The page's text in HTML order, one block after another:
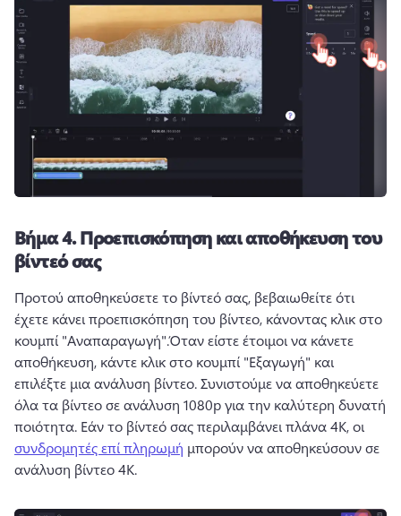
Βήμα 4.Προεπισκόπηση και αποθήκευση του
βίντεό σας
Προτού αποθηκεύσετε το βίντεό σας, βεβαιωθείτε ότι
έχετε κάνει προεπισκόπηση του βίντεο, κάνοντας κλικ στο
κουμπί "Αναπαραγωγή".Όταν είστε έτοιμοι να κάνετε
αποθήκευση, κάντε κλικ στο κουμπί "Εξαγωγή" και
επιλέξτε μια ανάλυση βίντεο. Συνιστούμε να αποθηκεύετε
όλα τα βίντεο σε ανάλυση 1080p για την καλύτερη δυνατή
ποιότητα. Εάν το βίντεό σας περιλαμβάνει πλάνα 4Κ, οι
συνδρομητές επί πληρωμή μπορούν να αποθηκεύσουν σε
ανάλυση βίντεο 4Κ.